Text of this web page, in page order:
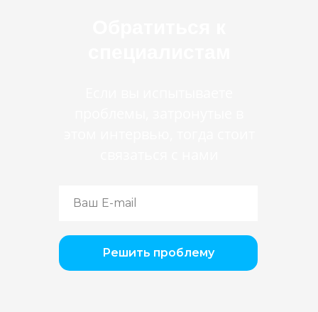
Решить проблему